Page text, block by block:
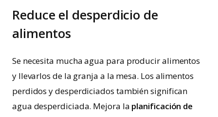
Reduce el desperdicio de
alimentos
Se necesita mucha agua para producir alimentos
y llevarlos de la granja a la mesa. Los alimentos
perdidos y desperdiciados también significan
agua desperdiciada. Mejora la planificación de